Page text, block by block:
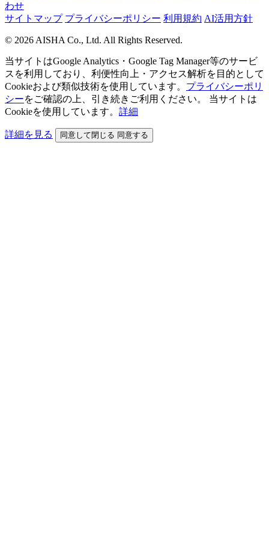
わせ
サイトマップ プライバシーポリシー 利用規約 AI活用方針
© 2026 AISHA Co., Ltd. All Rights Reserved.
当サイトはGoogle Analytics・Google Tag Manager等のサービ
スを利用しており、利便性向上・アクセス解析を目的として
Cookieおよび類似技術を使用しています。 プライバシーポリ
シーをご確認の上、引き続きご利用ください。
当サイトは
Cookieを使用しています。 詳細
詳細を見る 同意して閉じる 同意する